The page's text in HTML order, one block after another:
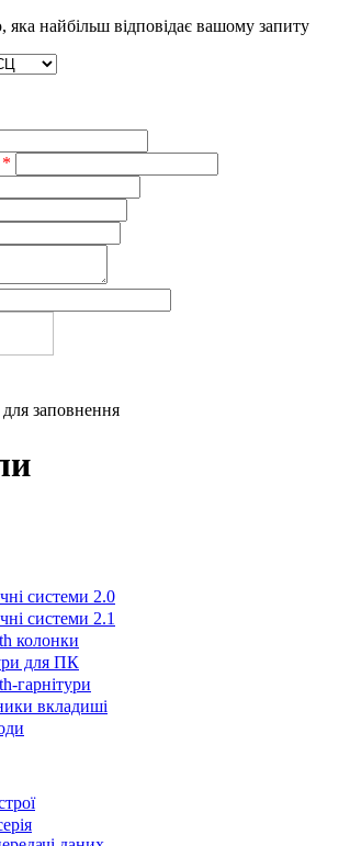
яка найбільш відповідає вашому запиту
*
заповнення
системи 2.0
системи 2.1
колонки
для ПК
гарнітури
вкладиші